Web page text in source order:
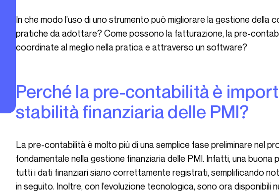
In che modo l’uso di uno strumento può migliorare la gestione della contabilità? Quali sono le migliori
pratiche da adottare? Come possono la fatturazione, la pre-
coordinate al meglio nella pratica e attraverso un software?
Perché la pre-contabilità è importante per la
stabilità finanziaria delle PMI?
La pre-contabilità è molto più di una semplice fase preliminare nel processo contabile. Gioca un ruolo
fondamentale nella gestione finanziaria delle PMI. Infatti, una
tutti i dati finanziari siano correttamente registrati, semplificando
in seguito. Inoltre, con l’evoluzione tecnologica, sono ora disponibili